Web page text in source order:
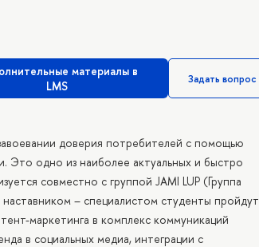
материалы в
LMS
Задать вопрос
доверия потребителей с помощью
Это одно из наиболее актуальных и быстро
совместно с группой JAMI LUP (Группа
– специалистом студенты пройдут
маркетинга в комплекс коммуникаций
в социальных медиа, интеграции с